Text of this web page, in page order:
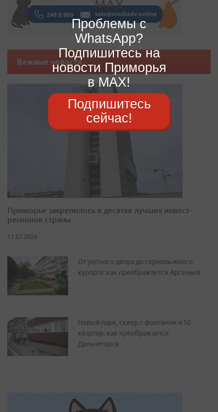
Важные новости
Приморье закрепилось в десятке лучших инвест-
регионов страны
17.07.2026
От уютного двора до горнолыжного
курорта: как преображается Арсеньев
Новый парк, сквер с фонтаном и 50
квартир: как преображается
Дальнегорск
Проблемы с
WhatsApp?
Подпишитесь на
новости Приморья
в MAX!
Подпишитесь
сейчас!